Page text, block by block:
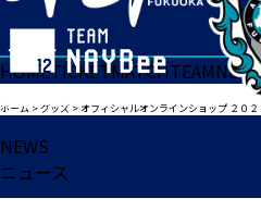
HOMETICKETMATCHTEAM
ホーム >グッズ >オフィシャルオンラインショップ ２０
NEWS
ニュース